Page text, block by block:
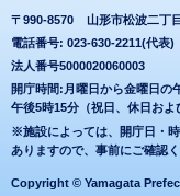
〒990-8570
山形市松波二丁
電話番号: 023-630-2211(代表)
法人番号5000020060003
開庁時間:月曜日から金曜日の
午後5時15分（祝日、休日およ
※施設によっては、開庁日・
ありますので、事前にご確認く
Copyright © Yamagata